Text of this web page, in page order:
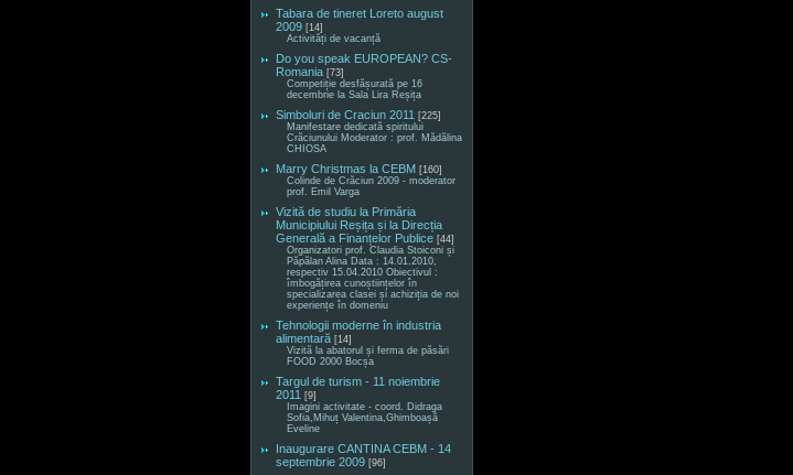
Tabara de tineret Loreto august
2009 [14]
Activități de vacanță
Do you speak EUROPEAN? CS-
Romania [73]
Competiție desfășurată pe 16
decembrie la Sala Lira Reșița
Simboluri de Craciun 2011 [225]
Manifestare dedicată spiritului
Crăciunului Moderator : prof. Mădălina
CHIOSA
Marry Christmas la CEBM [160]
Colinde de Crăciun 2009 - moderator
prof. Emil Varga
Vizită de studiu la Primăria
Municipiului Reșița și la Direcția
Generală a Finanțelor Publice [44]
Organizatori prof. Claudia Stoiconi și
Păpălan Alina Data : 14.01.2010,
respectiv 15.04.2010 Obiectivul :
îmbogățirea cunoștiințelor în
specializarea clasei și achiziția de noi
experiențe în domeniu
Tehnologii moderne în industria
alimentară [14]
Vizită la abatorul și ferma de păsări
FOOD 2000 Bocșa
Targul de turism - 11 noiembrie
2011 [9]
Imagini activitate - coord. Didraga
Sofia,Mihuț Valentina,Ghimboașă
Eveline
Inaugurare CANTINA CEBM - 14
septembrie 2009 [96]